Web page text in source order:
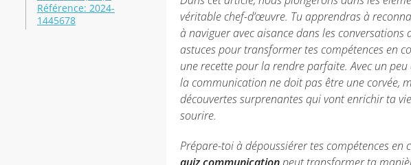
Référence: 2024-
1445678
véritable chef-d’œuvre. Tu apprendras à
à naviguer avec aisance dans les
astuces pour transformer tes compétences en
une recette pour la rendre parfaite. Avec un
la communication ne doit pas être une corvée,
découvertes surprenantes qui vont enrichir ta
sourire.
Prépare-toi à dépoussiérer tes compétences